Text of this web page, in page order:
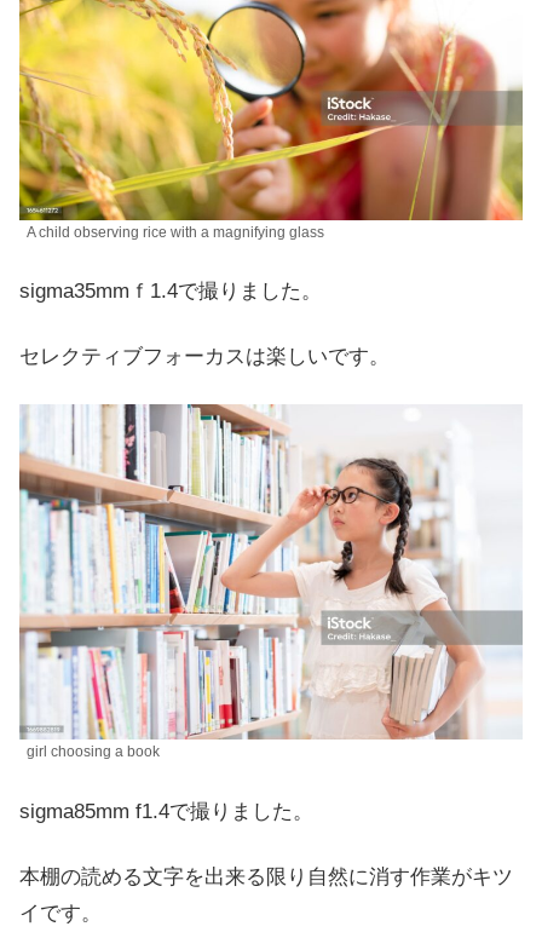
A child observing rice with a magnifying glass
sigma35mmｆ1.4で撮りました。
セレクティブフォーカスは楽しいです。
girl choosing a book
sigma85mm f1.4で撮りました。
本棚の読める文字を出来る限り自然に消す作業がキツ
イです。